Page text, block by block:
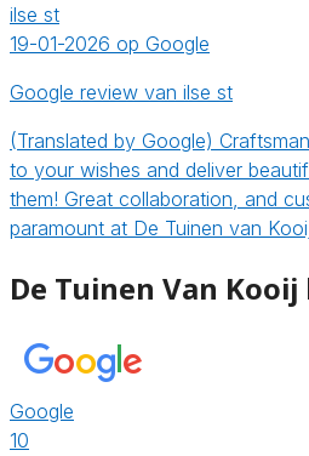
ilse st
19-01-2026 op Google
Google review van ilse st
(Translated by Google)
to your wishes and deliver
them! Great collaboration, and
paramount at De Tuinen van
De Tuinen Van
Google
10